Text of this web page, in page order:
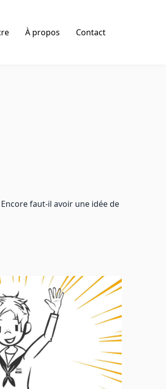
À propos Contact
faut-il avoir une idée de